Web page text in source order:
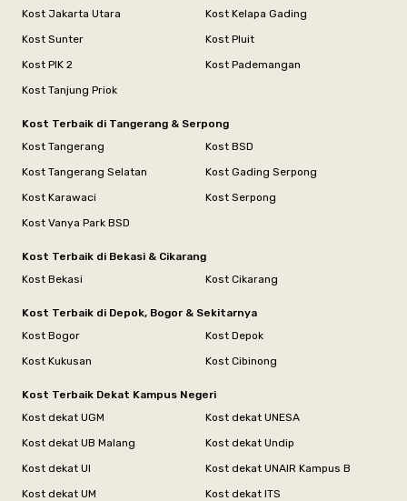
Kost Jakarta Utara
Kost Kelapa Gading
Kost Sunter
Kost Pluit
Kost PIK 2
Kost Pademangan
Kost Tanjung Priok
Kost Terbaik di Tangerang & Serpong
Kost Tangerang
Kost BSD
Kost Tangerang Selatan
Kost Gading Serpong
Kost Karawaci
Kost Serpong
Kost Vanya Park BSD
Kost Terbaik di Bekasi & Cikarang
Kost Bekasi
Kost Cikarang
Kost Terbaik di Depok, Bogor & Sekitarnya
Kost Bogor
Kost Depok
Kost Kukusan
Kost Cibinong
Kost Terbaik Dekat Kampus Negeri
Kost dekat UGM
Kost dekat UNESA
Kost dekat UB Malang
Kost dekat Undip
Kost dekat UI
Kost dekat UNAIR Kampus B
Kost dekat UM
Kost dekat ITS